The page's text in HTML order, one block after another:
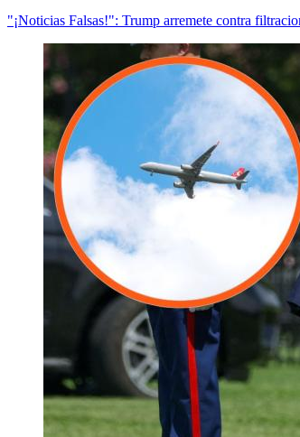
"¡Noticias Falsas!": Trump arremete contra